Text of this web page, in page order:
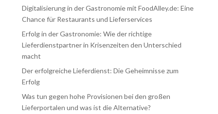
Digitalisierung in der Gastronomie mit FoodAlley.de: Eine
Chance für Restaurants und Lieferservices
Erfolg in der Gastronomie: Wie der richtige
Lieferdienstpartner in Krisenzeiten den Unterschied
macht
Der erfolgreiche Lieferdienst: Die Geheimnisse zum
Erfolg
Was tun gegen hohe Provisionen bei den großen
Lieferportalen und was ist die Alternative?